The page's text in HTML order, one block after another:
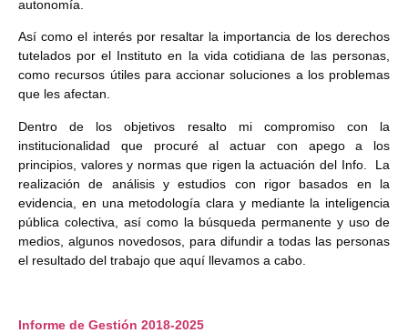
autonomía.
Así como el interés por resaltar la importancia de los derechos
tutelados por el Instituto en la vida cotidiana de las personas,
como recursos útiles para accionar soluciones a los problemas
que les afectan.
Dentro de los objetivos resalto mi compromiso con la
institucionalidad que procuré al actuar con apego a los
principios, valores y normas que rigen la actuación del Info. La
realización de análisis y estudios con rigor basados en la
evidencia, en una metodología clara y mediante la inteligencia
pública colectiva, así como la búsqueda permanente y uso de
medios, algunos novedosos, para difundir a todas las personas
el resultado del trabajo que aquí llevamos a cabo.
Informe de Gestión 2018-2025